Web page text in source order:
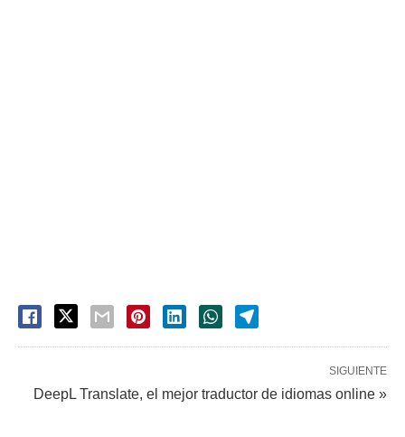
SIGUIENTE
DeepL Translate, el mejor traductor de idiomas online »